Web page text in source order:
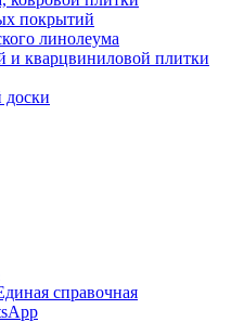
покрытий
линолеума
и кварцвиниловой плитки
доски
справочная